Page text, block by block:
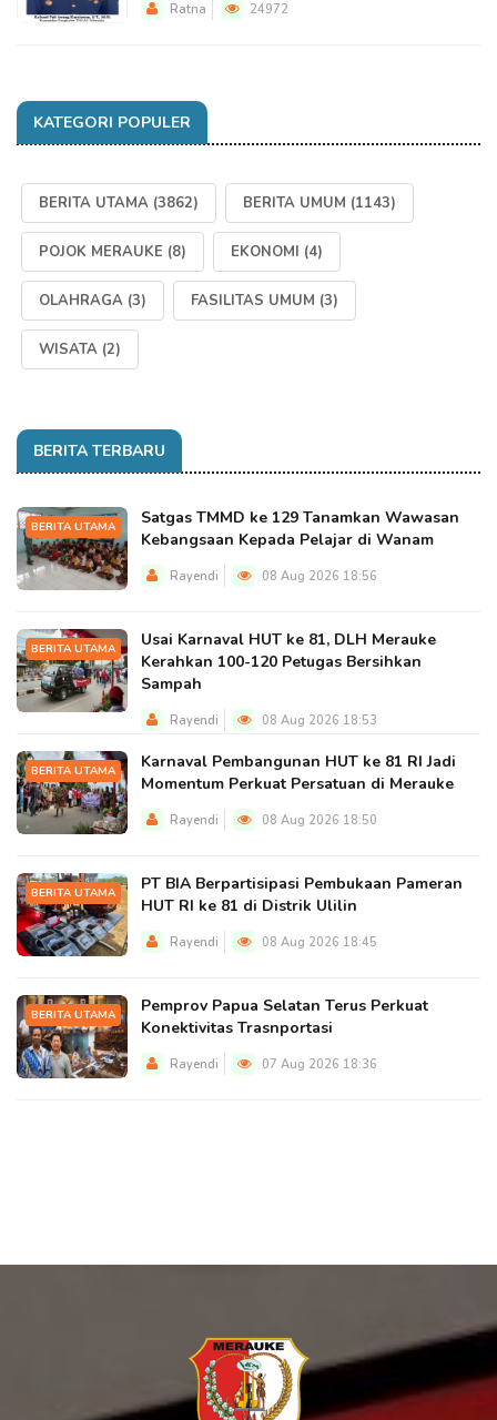
Ratna 24972
KATEGORI POPULER
BERITA UTAMA (3862) BERITA UMUM (1143)
POJOK MERAUKE (8) EKONOMI (4)
OLAHRAGA (3) FASILITAS UMUM (3)
WISATA (2)
BERITA TERBARU
BERITA UTAMA
Satgas TMMD ke 129 Tanamkan Wawasan
Kebangsaan Kepada Pelajar di Wanam
Rayendi 08 Aug 2026 18:56
BERITA UTAMA
Usai Karnaval HUT ke 81, DLH Merauke
Kerahkan 100-120 Petugas Bersihkan
Sampah
Rayendi 08 Aug 2026 18:53
BERITA UTAMA
Karnaval Pembangunan HUT ke 81 RI Jadi
Momentum Perkuat Persatuan di Merauke
Rayendi 08 Aug 2026 18:50
BERITA UTAMA
PT BIA Berpartisipasi Pembukaan Pameran
HUT RI ke 81 di Distrik Ulilin
Rayendi 08 Aug 2026 18:45
BERITA UTAMA
Pemprov Papua Selatan Terus Perkuat
Konektivitas Trasnportasi
Rayendi 07 Aug 2026 18:36